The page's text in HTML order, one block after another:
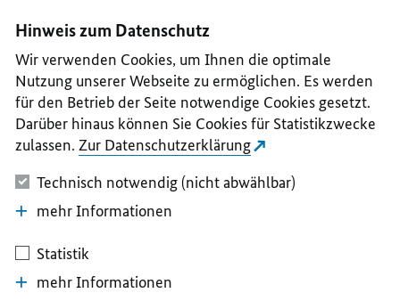
II
III
IV
V
Hinweis zum Datenschutz
Wir verwenden Cookies, um Ihnen die optimale
Nutzung unserer Webseite zu ermöglichen. Es werden
für den Betrieb der Seite notwendige Cookies gesetzt.
Darüber hinaus können Sie Cookies für Statistikzwecke
zulassen. Zur Datenschutzerklärung
Technisch notwendig (nicht abwählbar)
mehr Informationen
Statistik
mehr Informationen